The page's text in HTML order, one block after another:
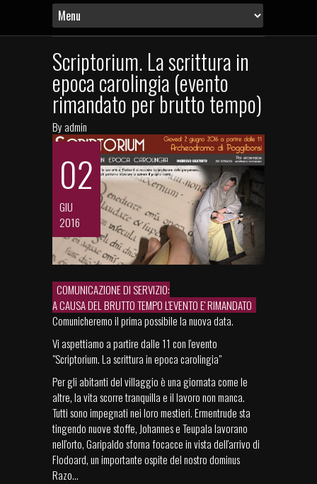
Scriptorium. La scrittura in
epoca carolingia (evento
rimandato per brutto tempo)
By admin
02
GIU
2016
COMUNICAZIONE DI SERVIZIO:
A CAUSA DEL BRUTTO TEMPO L'EVENTO E' RIMANDATO
Comunicheremo il prima possibile la nuova data.
Vi aspettiamo a partire dalle 11 con l'evento
"Scriptorium. La scrittura in epoca carolingia"
Per gli abitanti del villaggio è una giornata come le
altre, la vita scorre tranquilla e il lavoro non manca.
Tutti sono impegnati nei loro mestieri. Ermentrude sta
tingendo nuove stoffe, Johannes e Teupala lavorano
nell'orto, Garipaldo sforna focacce in vista dell'arrivo di
Flodoard, un importante ospite del nostro dominus
Razo...